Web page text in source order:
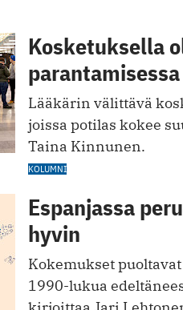
Kosketuksella
parantamisessa
Lääkärin välittävä
joissa potilas kokee
Taina Kinnunen.
KOLUMNI
Espanjassa
hyvin
Kokemukset
1990-lukua